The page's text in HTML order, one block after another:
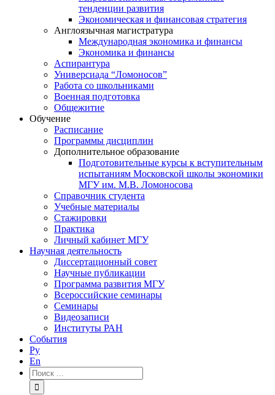
тенденции развития
Экономическая и финансовая стратегия
Англоязычная магистратура
Международная экономика и финансы
Экономика и финансы
Аспирантура
Универсиада “Ломоносов”
Работа со школьниками
Военная подготовка
Общежитие
Обучение
Расписание
Программы дисциплин
Дополнительное образование
Подготовительные курсы к вступительным
испытаниям Московской школы экономики
МГУ им. М.В. Ломоносова
Справочник студента
Учебные материалы
Стажировки
Практика
Личный кабинет МГУ
Научная деятельность
Диссертационный совет
Научные публикации
Программа развития МГУ
Всероссийские семинары
Семинары
Видеозаписи
Институты РАН
События
Ру
En
Результат
поиска: